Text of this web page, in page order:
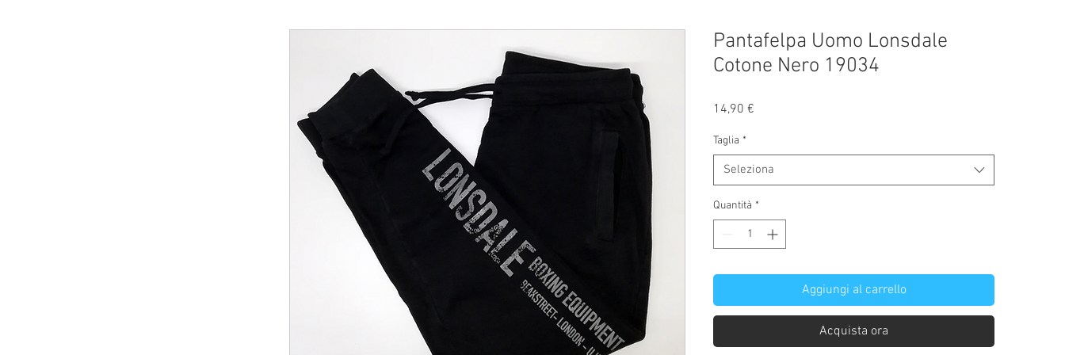
Pantafelpa Uomo Lonsdale
Cotone Nero 19034
14,90 €
Taglia *
Seleziona
Quantità *
Aggiungi al carrello
Acquista ora